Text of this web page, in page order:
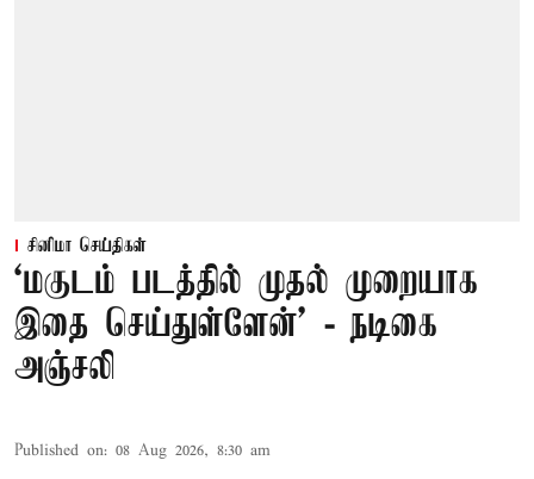
சினிமா செய்திகள்
‘மகுடம் படத்தில் முதல் முறையாக
இதை செய்துள்ளேன்’ - நடிகை
அஞ்சலி
Published on: 08 Aug 2026, 8:30 am